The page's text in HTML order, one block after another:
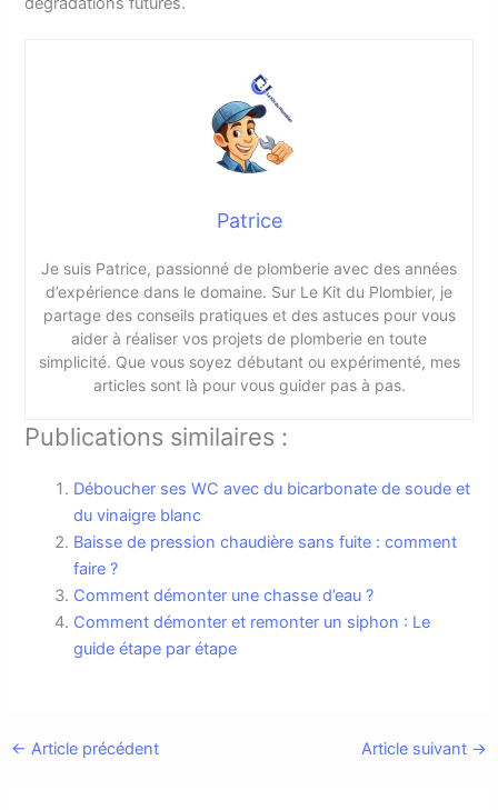
Patrice
Je suis Patrice, passionné de plomberie avec des années
d’expérience dans le domaine. Sur Le Kit du Plombier, je
partage des conseils pratiques et des astuces pour vous
aider à réaliser vos projets de plomberie en toute
simplicité. Que vous soyez débutant ou expérimenté, mes
articles sont là pour vous guider pas à pas.
Publications similaires :
Déboucher ses WC avec du bicarbonate de soude et
du vinaigre blanc
Baisse de pression chaudière sans fuite : comment
faire ?
Comment démonter une chasse d’eau ?
Comment démonter et remonter un siphon : Le
guide étape par étape
← Article précédent Article suivant →